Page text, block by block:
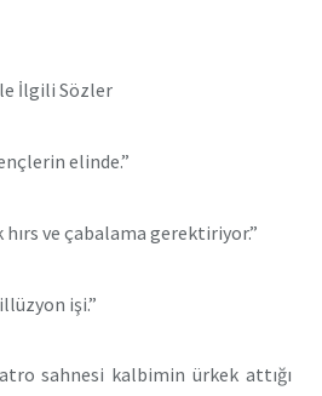
İlgili Sözler
elinde.”
ve çabalama gerektiriyor.”
işi.”
sahnesi kalbimin ürkek attığı